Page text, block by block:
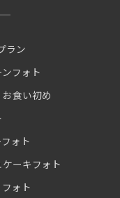
ラン
フォト
食い初め
ォト
ーキフォト
ォト